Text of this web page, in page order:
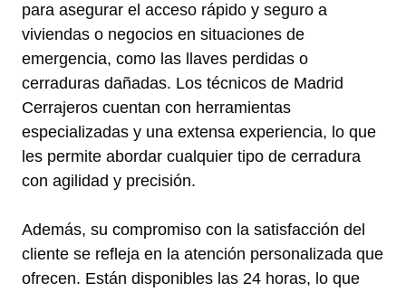
para asegurar el acceso rápido y seguro a
viviendas o negocios en situaciones de
emergencia, como las llaves perdidas o
cerraduras dañadas. Los técnicos de Madrid
Cerrajeros cuentan con herramientas
especializadas y una extensa experiencia, lo que
les permite abordar cualquier tipo de cerradura
con agilidad y precisión.
Además, su compromiso con la satisfacción del
cliente se refleja en la atención personalizada que
ofrecen. Están disponibles las 24 horas, lo que